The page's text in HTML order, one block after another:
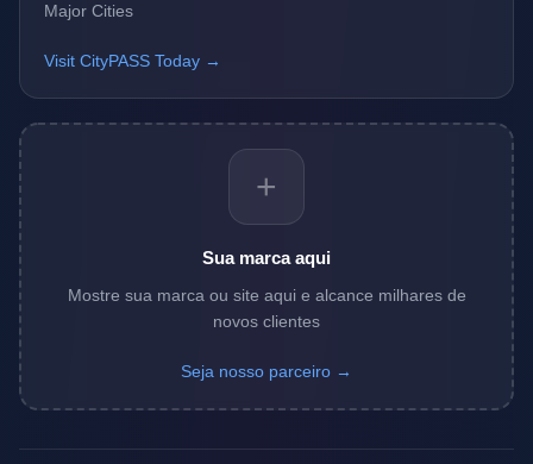
Major Cities
Visit CityPASS Today →
+
Sua marca aqui
Mostre sua marca ou site aqui e alcance milhares de
novos clientes
Seja nosso parceiro →